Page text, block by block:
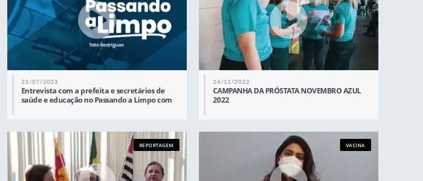
21/07/2023
Entrevista com a prefeita e secretários de
saúde e educação no Passando a Limpo com
24/11/2022
CAMPANHA DA PRÓSTATA NOVEMBRO AZUL
2022
REPORTAGEM VACINA